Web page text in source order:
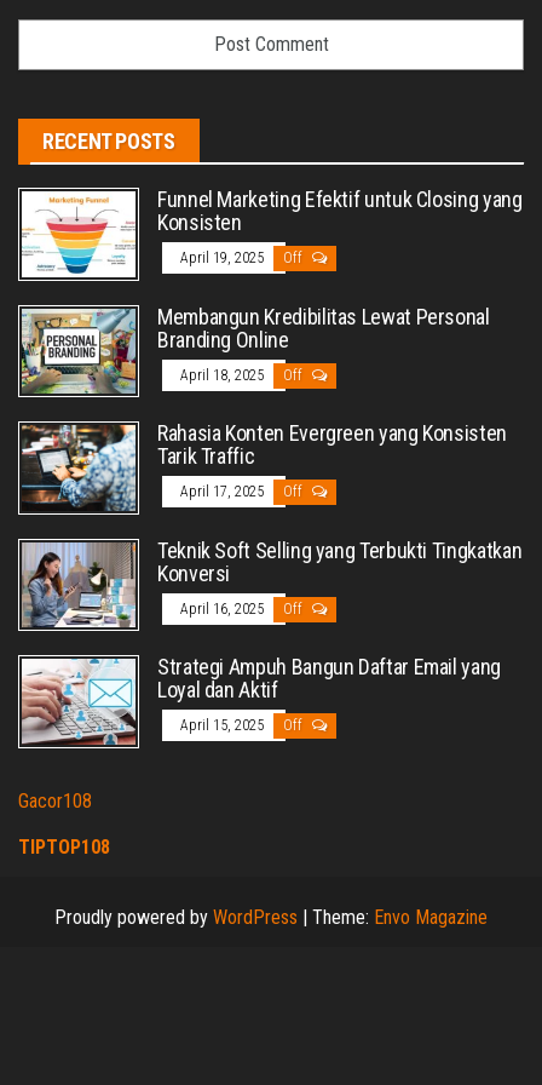
RECENT POSTS
Funnel Marketing Efektif untuk Closing yang
Konsisten
April 19, 2025 Off
Membangun Kredibilitas Lewat Personal
Branding Online
April 18, 2025 Off
Rahasia Konten Evergreen yang Konsisten
Tarik Traffic
April 17, 2025 Off
Teknik Soft Selling yang Terbukti Tingkatkan
Konversi
April 16, 2025 Off
Strategi Ampuh Bangun Daftar Email yang
Loyal dan Aktif
April 15, 2025 Off
Gacor108
TIPTOP108
Proudly powered by WordPress | Theme: Envo Magazine